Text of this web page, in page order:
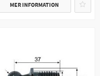
MER INFORMATION